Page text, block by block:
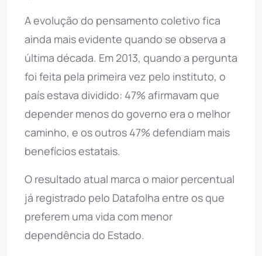
A evolução do pensamento coletivo fica
ainda mais evidente quando se observa a
última década. Em 2013, quando a pergunta
foi feita pela primeira vez pelo instituto, o
país estava dividido: 47% afirmavam que
depender menos do governo era o melhor
caminho, e os outros 47% defendiam mais
benefícios estatais.
O resultado atual marca o maior percentual
já registrado pelo Datafolha entre os que
preferem uma vida com menor
dependência do Estado.